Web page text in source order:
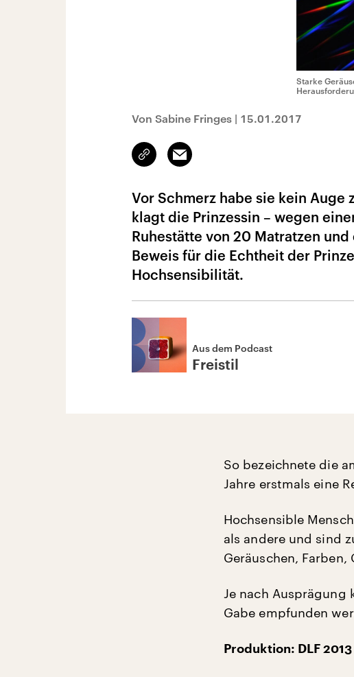
Starke
Von Sabine Fringes | 15.01.2017
Link
kopieren/teilen
Email
Vor Schmerz habe sie kein
klagt die Prinzessin – wegen
Ruhestätte von 20 Matratzen
Beweis für die Echtheit der
Hochsensibilität.
Aus dem Podcast
Freistil
So bezeichnete die
Jahre erstmals eine
Hochsensible
als andere und sind
Geräuschen,
Je nach Ausprägung
Gabe empfunden
Produktion: DLF 2013